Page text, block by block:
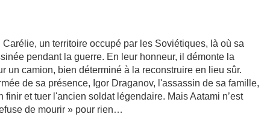
un territoire occupé par les Soviétiques, là où sa
pendant la guerre. En leur honneur, il démonte la
un camion, bien déterminé à la reconstruire en lieu sûr.
de sa présence, Igor Draganov, l'assassin de sa famille,
et tuer l'ancien soldat légendaire. Mais Aatami n’est
de mourir » pour rien…